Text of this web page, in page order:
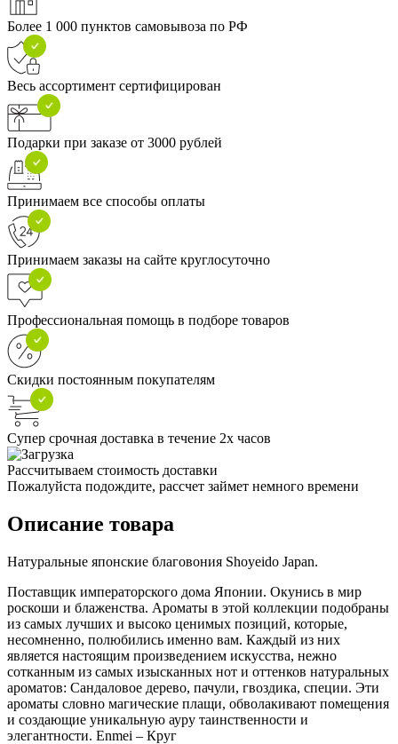
Более 1 000 пунктов самовывоза по РФ
Весь ассортимент сертифицирован
Подарки при заказе от 3000 рублей
Принимаем все способы оплаты
Принимаем заказы на сайте круглосуточно
Профессиональная помощь в подборе товаров
Скидки постоянным покупателям
Супер срочная доставка в течение 2х часов
Рассчитываем стоимость доставки
Пожалуйста подождите, рассчет займет немного времени
Описание товара
Натуральные японские благовония Shoyeido Japan.
Поставщик императорского дома Японии. Окунись в мир
роскоши и блаженства. Ароматы в этой коллекции подобраны
из самых лучших и высоко ценимых позиций, которые,
несомненно, полюбились именно вам. Каждый из них
является настоящим произведением искусства, нежно
сотканным из самых изысканных нот и оттенков натуральных
ароматов: Сандаловое дерево, пачули, гвоздика, специи. Эти
ароматы словно магические плащи, обволакивают помещения
и создающие уникальную ауру таинственности и
элегантности. Enmei – Круг